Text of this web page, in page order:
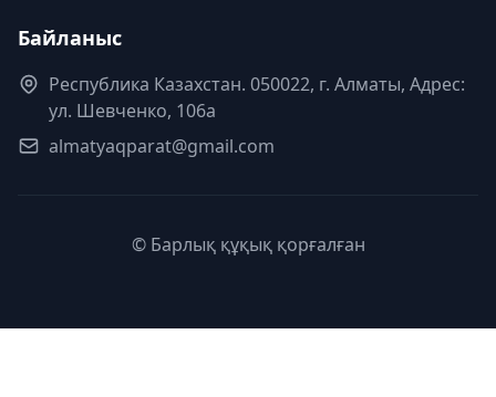
Байланыс
Республика Казахстан. 050022, г. Алматы, Адрес:
ул. Шевченко, 106а
almatyaqparat@gmail.com
© Барлық құқық қорғалған